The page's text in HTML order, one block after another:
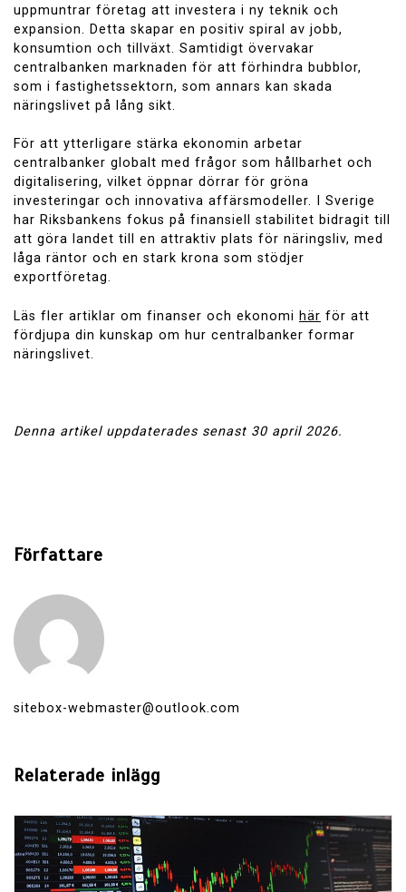
uppmuntrar företag att investera i ny teknik och
expansion. Detta skapar en positiv spiral av jobb,
konsumtion och tillväxt. Samtidigt övervakar
centralbanken marknaden för att förhindra bubblor,
som i fastighetssektorn, som annars kan skada
näringslivet på lång sikt.
För att ytterligare stärka ekonomin arbetar
centralbanker globalt med frågor som hållbarhet och
digitalisering, vilket öppnar dörrar för gröna
investeringar och innovativa affärsmodeller. I Sverige
har Riksbankens fokus på finansiell stabilitet bidragit till
att göra landet till en attraktiv plats för näringsliv, med
låga räntor och en stark krona som stödjer
exportföretag.
Läs fler artiklar om finanser och ekonomi här för att
fördjupa din kunskap om hur centralbanker formar
näringslivet.
Denna artikel uppdaterades senast 30 april 2026.
Författare
sitebox-webmaster@outlook.com
Relaterade inlägg